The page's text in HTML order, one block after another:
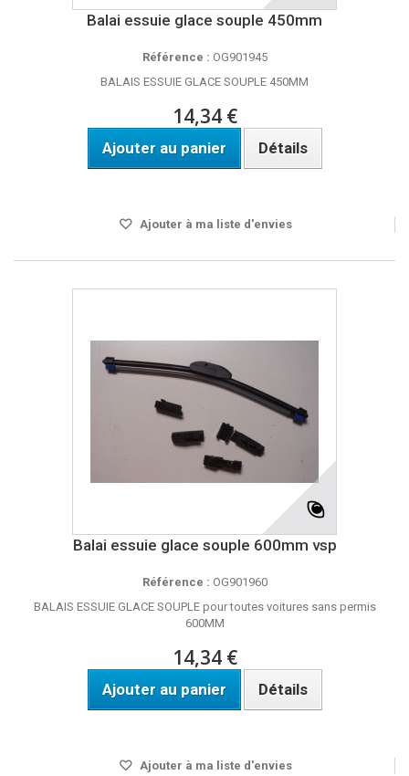
Balai essuie glace souple 450mm
Référence : OG901945
BALAIS ESSUIE GLACE SOUPLE 450MM
14,34 €
Ajouter au panier Détails
Ajouter à ma liste d'envies
Balai essuie glace souple 600mm vsp
Référence : OG901960
BALAIS ESSUIE GLACE SOUPLE pour toutes voitures sans permis
600MM
14,34 €
Ajouter au panier Détails
Ajouter à ma liste d'envies